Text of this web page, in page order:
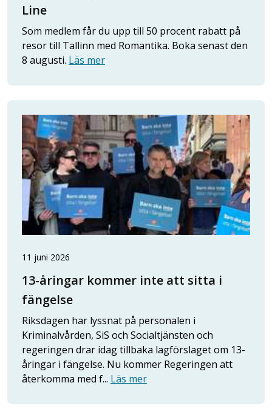
Line
Som medlem får du upp till 50 procent rabatt på
resor till Tallinn med Romantika. Boka senast den
8 augusti. Läs mer
11 juni 2026
13-åringar kommer inte att sitta i
fängelse
Riksdagen har lyssnat på personalen i
Kriminalvården, SiS och Socialtjänsten och
regeringen drar idag tillbaka lagförslaget om 13-
åringar i fängelse. Nu kommer Regeringen att
återkomma med f... Läs mer